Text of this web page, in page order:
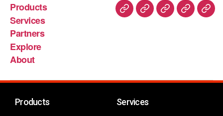
Products
Services
Partners
Explore
About
Products Services